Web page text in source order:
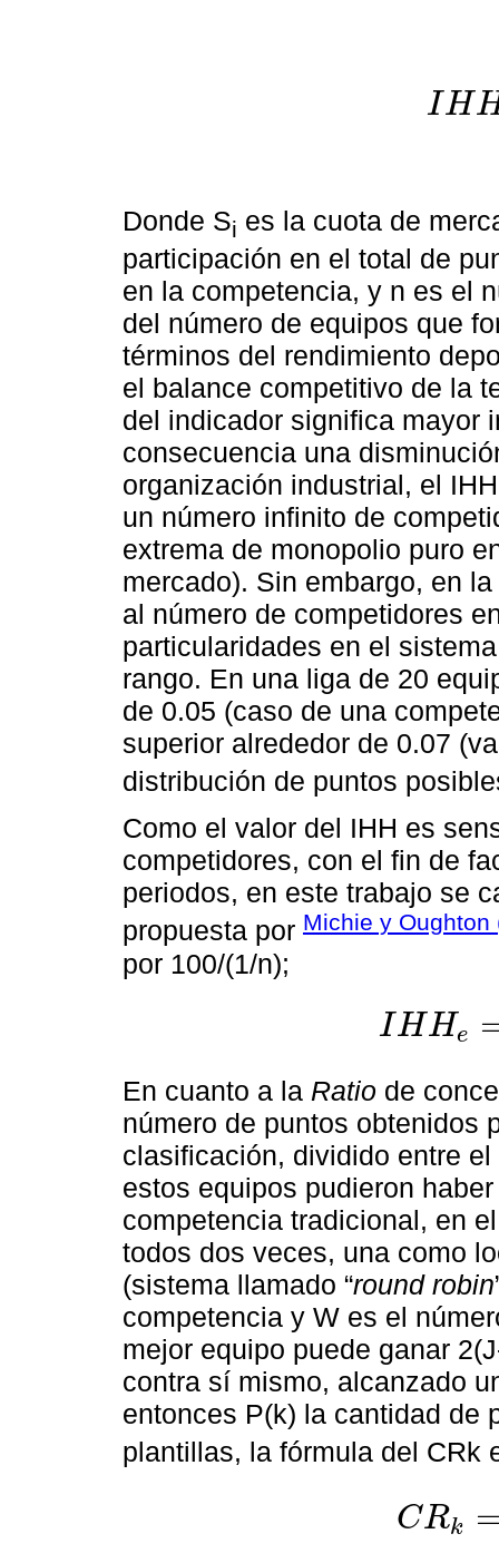
IH I
Donde Si es la cuota de
participación en el total de
en la competencia, y n es el
del número de equipos que
términos del rendimiento
el balance competitivo de la
del indicador significa mayor
consecuencia una
organización industrial, el
un número infinito de
extrema de monopolio puro
mercado). Sin embargo, en
al número de competidores
particularidades en el
rango. En una liga de 20
de 0.05 (caso de una
superior alrededor de 0.07
distribución de puntos
Como el valor del IHH es
competidores, con el fin de
periodos, en este trabajo se
propuesta por Michie y Oughton
por 100/(1/n);
IHHe
IH He= HH1/N
En cuanto a la Ratio de
número de puntos obtenidos
clasificación, dividido entre
estos equipos pudieron
competencia tradicional, en
todos dos veces, una como
(sistema llamado “round robin
competencia y W es el
mejor equipo puede ganar
contra sí mismo, alcanzado
entonces P(k) la cantidad de
plantillas, la fórmula del CRk
CRk
CRk=∑i=1 Pk